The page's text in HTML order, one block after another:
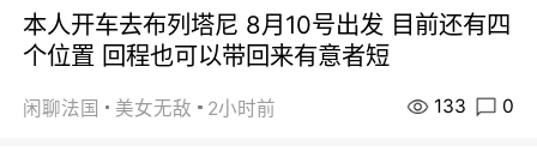
本人开车去布列塔尼 8月10号出发 目前还有四
个位置 回程也可以带回来有意者短
闲聊法国 美女无敌 2小时前 133 0